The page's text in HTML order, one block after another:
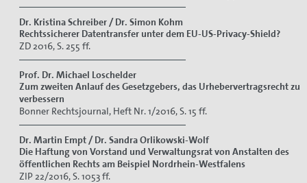
Dr. Kristina Schreiber / Dr. Simon Kohm
Rechtssicherer Datentransfer unter dem EU-US-Privacy-Shield?
ZD 2016, S. 255 ff.
Prof. Dr. Michael Loschelder
Zum zweiten Anlauf des Gesetzgebers, das Urhebervertragsrecht zu
verbessern
Bonner Rechtsjournal, Heft Nr. 1/2016, S. 15 ff.
Dr. Martin Empt / Dr. Sandra Orlikowski-Wolf
Die Haftung von Vorstand und Verwaltungsrat von Anstalten des
öffentlichen Rechts am Beispiel Nordrhein-Westfalens
ZIP 22/2016, S. 1053 ff.